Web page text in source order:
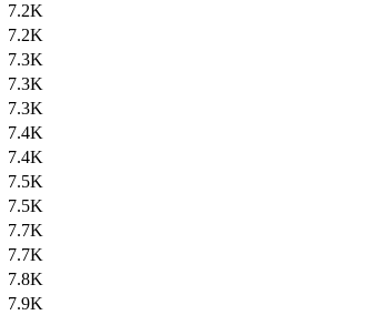
7.2K
7.2K
7.3K
7.3K
7.3K
7.4K
7.4K
7.5K
7.5K
7.7K
7.7K
7.8K
7.9K